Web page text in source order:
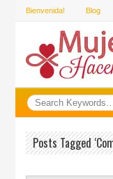
Bienvenida! Blog
Posts Tagged